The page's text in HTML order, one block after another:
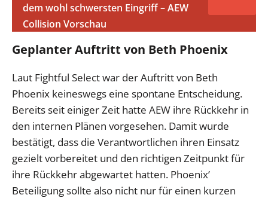
dem wohl schwersten Eingriff – AEW
Collision Vorschau
Geplanter Auftritt von Beth Phoenix
Laut Fightful Select war der Auftritt von Beth
Phoenix keineswegs eine spontane Entscheidung.
Bereits seit einiger Zeit hatte AEW ihre Rückkehr in
den internen Plänen vorgesehen. Damit wurde
bestätigt, dass die Verantwortlichen ihren Einsatz
gezielt vorbereitet und den richtigen Zeitpunkt für
ihre Rückkehr abgewartet hatten. Phoenix’
Beteiligung sollte also nicht nur für einen kurzen